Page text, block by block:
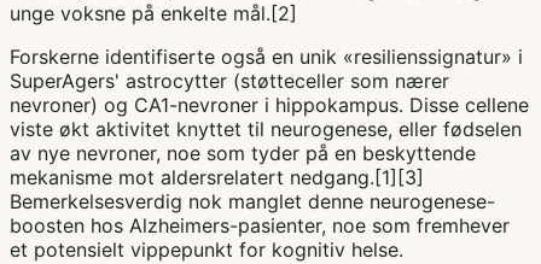
unge voksne på enkelte mål.[2]
Forskerne identifiserte også en unik «resilienssignatur» i
SuperAgers' astrocytter (støtteceller som nærer
nevroner) og CA1-nevroner i hippokampus. Disse cellene
viste økt aktivitet knyttet til neurogenese, eller fødselen
av nye nevroner, noe som tyder på en beskyttende
mekanisme mot aldersrelatert nedgang.[1][3]
Bemerkelsesverdig nok manglet denne neurogenese-
boosten hos Alzheimers-pasienter, noe som fremhever
et potensielt vippepunkt for kognitiv helse.